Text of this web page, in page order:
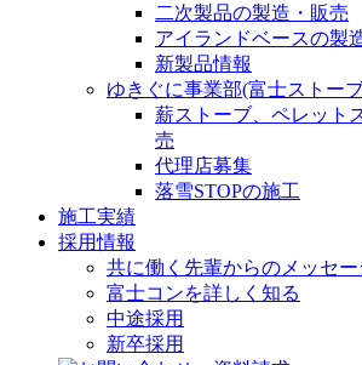
二次製品の製造・販売
アイランドベースの製
新製品情報
ゆきぐに事業部(富士ストー
薪ストーブ、ペレット
売
代理店募集
落雪STOPの施工
施工実績
採用情報
共に働く先輩からのメッセー
富士コンを詳しく知る
中途採用
新卒採用